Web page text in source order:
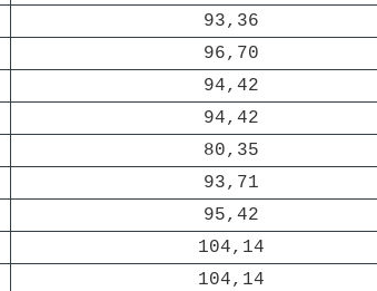
93,36
96,70
94,42
94,42
80,35
93,71
95,42
104,14
104,14